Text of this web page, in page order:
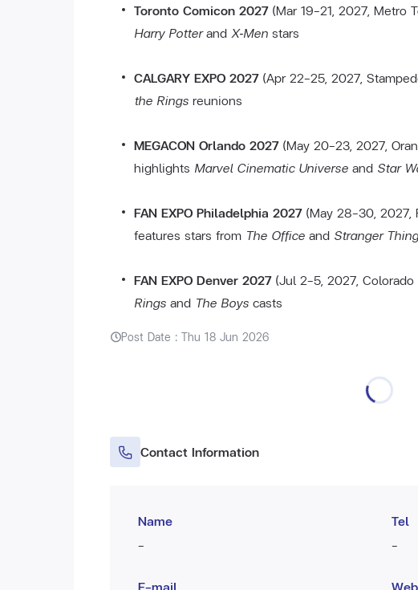
Toronto Comicon 2027(Mar 19–21, 2027, Metro
Harry Potterand X‑Men stars
CALGARY EXPO 2027(Apr 22–25, 2027,
the Rings reunions
MEGACON Orlando 2027(May 20–23, 2027,
highlights Marvel Cinematic Universe and Star
FAN EXPO Philadelphia 2027(May 28–30, 2027,
features stars from The Office and Stranger
FAN EXPO Denver 2027(Jul 2–5, 2027,
Rings and The Boys casts
Post Date : Thu 18 Jun 2026
Contact Information
Name
-
Tel
-